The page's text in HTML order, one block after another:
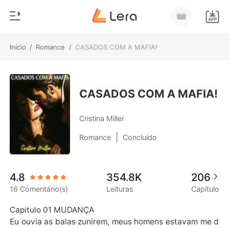
Início / Romance / CASADOS COM A MAFIA!
Loja
Histórico
Sair
Baixar App
Gênero
Moderno
Lobisomem
Contos
Bilionários
CASADOS COM A MAFIA!
Cristina Miller
Romance Concluído
4.8
16 Comentário(s)
354.8K
Leituras
206
Capítulo
Capitulo 01 MUDANÇA
Eu ouvia as balas zunirem, meus homens estavam me d